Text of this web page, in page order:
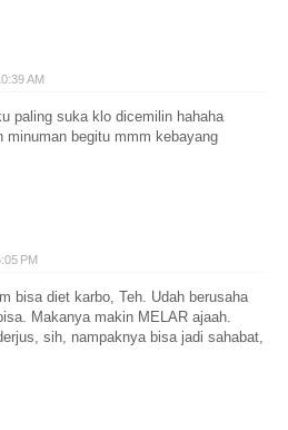
AM
paling suka klo dicemilin hahaha
minuman begitu mmm kebayang
PM
bisa diet karbo, Teh. Udah berusaha
Makanya makin MELAR ajaah.
sih, nampaknya bisa jadi sahabat,